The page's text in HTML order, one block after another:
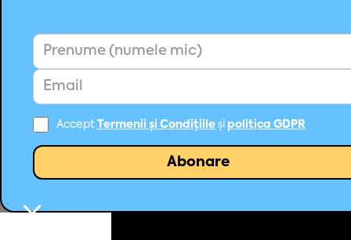
Accept Termenii și Condițiile și politica GDPR